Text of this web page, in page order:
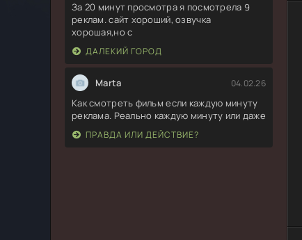
За 20 минут просмотра я посмотрела 9
реклам. сайт хороший, озвучка
хорошая,но с
ДАЛЕКИЙ ГОРОД
Marta 04.02.26
Как смотреть фильм если каждую минуту
реклама. Реально каждую минуту или даже
ПРАВДА ИЛИ ДЕЙСТВИЕ?